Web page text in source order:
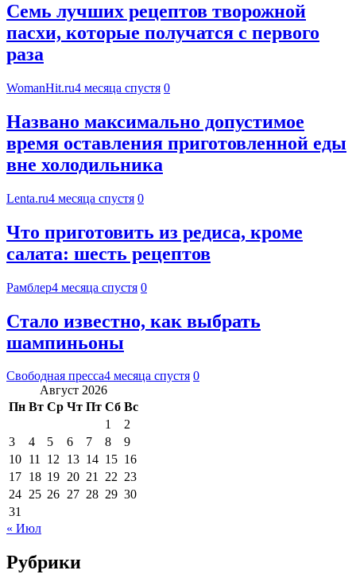
Семь лучших рецептов творожной
пасхи, которые получатся с первого
раза
WomanHit.ru4 месяца спустя 0
Названо максимально допустимое
время оставления приготовленной еды
вне холодильника
Lenta.ru4 месяца спустя 0
Что приготовить из редиса, кроме
салата: шесть рецептов
Рамблер4 месяца спустя 0
Стало известно, как выбрать
шампиньоны
Свободная пресса4 месяца спустя 0
Август 2026
Пн Вт Ср Чт Пт Сб Вс
1
2
3
4 5 6 7 8
9
10 11 12 13 14 15 16
17 18 19 20 21 22 23
24 25 26 27 28 29 30
31
« Июл
Рубрики